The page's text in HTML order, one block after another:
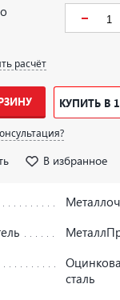
расчёт
КУПИТЬ В
В избранное
сталь